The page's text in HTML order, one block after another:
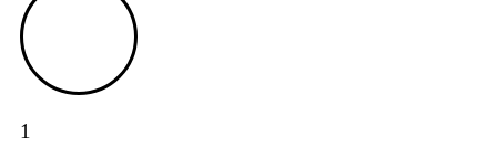
1